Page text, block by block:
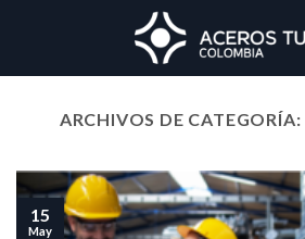
ARCHIVOS DE CATEGORÍA:
15
May